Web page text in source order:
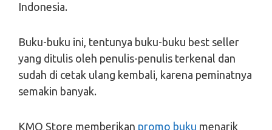
Indonesia.
Buku-buku ini, tentunya buku-buku best seller
yang ditulis oleh penulis-penulis terkenal dan
sudah di cetak ulang kembali, karena peminatnya
semakin banyak.
KMO Store memberikan promo buku menarik